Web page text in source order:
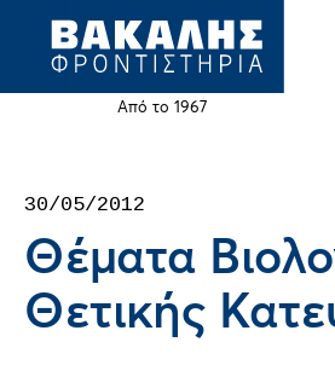
Jump
Από το 1967
top
30/05/2012
Θέματα
Θετικής